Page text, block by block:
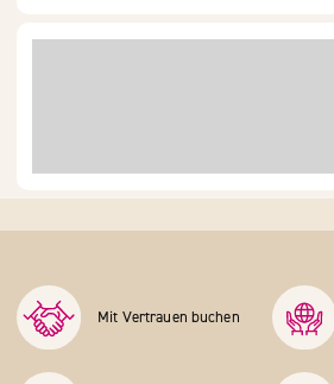
Mit Vertrauen buchen